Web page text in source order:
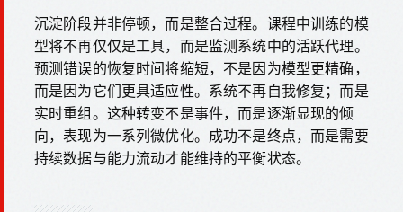
沉淀阶段并非停顿，而是整合过程。课程中训练的模
型将不再仅仅是工具，而是监测系统中的活跃代理。
预测错误的恢复时间将缩短，不是因为模型更精确，
而是因为它们更具适应性。系统不再自我修复；而是
实时重组。这种转变不是事件，而是逐渐显现的倾
向，表现为一系列微优化。成功不是终点，而是需要
持续数据与能力流动才能维持的平衡状态。